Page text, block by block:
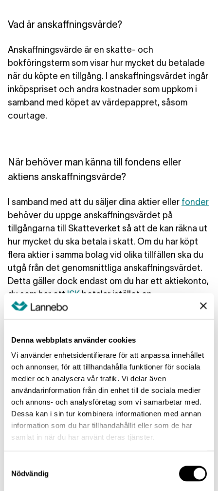
Denna webbplats använder cookies
Vi använder enhetsidentifierare för att anpassa innehållet
och annonser, för att tillhandahålla funktioner för sociala
medier och analysera vår trafik. Vi delar även
användarinformation från din enhet till de sociala medier
och annons- och analysföretag som vi samarbetar med.
Dessa kan i sin tur kombinera informationen med annan
information som du har tillhandahållit eller som de har
samlat in när du har använt deras tjänster.
Nödvändig
Vad är anskaffningsvärde?
Anskaffningsvärde är en skatte- och
bokföringsterm som visar hur mycket du betalade
när du köpte en tillgång. I anskaffningsvärdet ingår
inköpspriset och andra kostnader som uppkom i
samband med köpet av värdepappret, såsom
courtage.
När behöver man känna till fondens eller
aktiens anskaffningsvärde?
I samband med att du säljer dina aktier eller fonder
behöver du uppge anskaffningsvärdet på
tillgångarna till Skatteverket så att de kan räkna ut
hur mycket du ska betala i skatt. Om du har köpt
flera aktier i samma bolag vid olika tillfällen ska du
utgå från det genomsnittliga anskaffningsvärdet.
Detta gäller dock endast om du har ett aktiekonto,
du som har ett ISK betalar istället en
schablonskatt som baseras på sammanlagda
värdet på dina tillgångar. Därför har
Händelser som påverkar det genomsnittliga
anskaffningsvärdet
För att få en sann bild av anskaffningsvärdet per
antal och värde. Om bolaget till exempel har gjort